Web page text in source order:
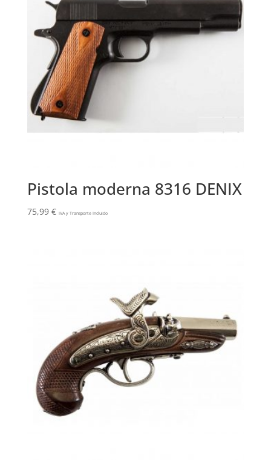
Pistola moderna 8316 DENIX
75,99 € IVA y Transporte Incluido